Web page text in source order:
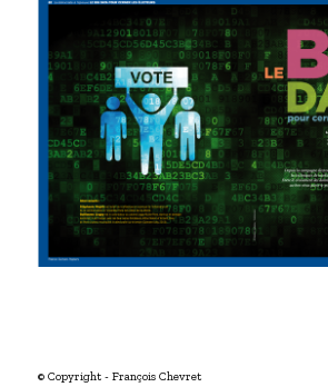
© Copyright - François Chevret